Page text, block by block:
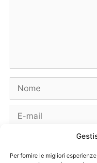
Per fornire le migliori
Nome
E-
mail
web